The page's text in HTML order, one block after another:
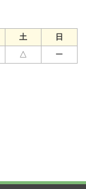
土
日
△ ー